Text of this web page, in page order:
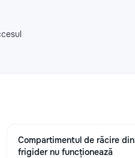
Compartimentul de răcire din
frigider nu funcționează